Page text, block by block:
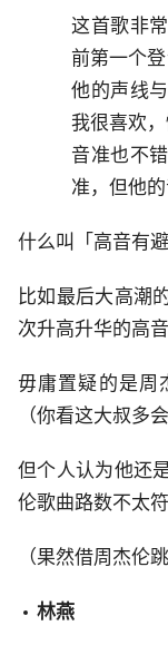
这首歌非
前第一个登
他的声线
我很喜欢，
音准也不
准，但他
什么叫「高音有
比如最后大高潮
次升高升华的高
毋庸置疑的是周
（你看这大叔多
但个人认为他还
伦歌曲路数不太符
（果然借周杰伦
林燕